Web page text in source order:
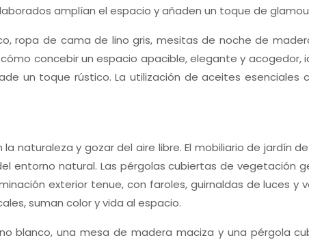
amplían el espacio y añaden un toque de
ropa de cama de lino gris, mesitas de noche de
concebir un espacio apacible, elegante y acogedor,
un toque rústico. La utilización de aceites esenciales
naturaleza y gozar del aire libre. El mobiliario de jardín
entorno natural. Las pérgolas cubiertas de vegetación
exterior tenue, con faroles, guirnaldas de luces y
suman color y vida al espacio.
blanco, una mesa de madera maciza y una pérgola